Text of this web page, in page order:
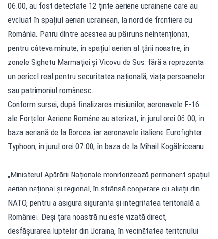
06.00, au fost detectate 12 ținte aeriene ucrainene care au
evoluat în spațiul aerian ucrainean, la nord de frontiera cu
România. Patru dintre acestea au pătruns neintenționat,
pentru câteva minute, în spațiul aerian al țării noastre, în
zonele Sighetu Marmației și Vicovu de Sus, fără a reprezenta
un pericol real pentru securitatea națională, viața persoanelor
sau patrimoniul românesc.
Conform sursei, după finalizarea misiunilor, aeronavele F-16
ale Forțelor Aeriene Române au aterizat, în jurul orei 06.00, în
baza aeriană de la Borcea, iar aeronavele italiene Eurofighter
Typhoon, în jurul orei 07.00, în baza de la Mihail Kogălniceanu.
„Ministerul Apărării Naționale monitorizează permanent spațiul
aerian național și regional, în strânsă cooperare cu aliații din
NATO, pentru a asigura siguranța și integritatea teritorială a
României. Deși țara noastră nu este vizată direct,
desfășurarea luptelor din Ucraina, în vecinătatea teritoriului